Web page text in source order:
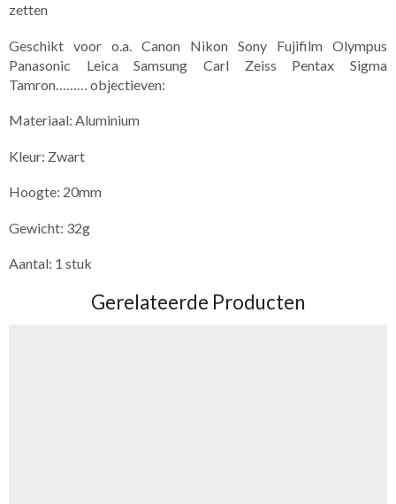
zetten
Geschikt voor o.a. Canon Nikon Sony Fujifilm Olympus
Panasonic Leica Samsung Carl Zeiss Pentax Sigma
Tamron……… objectieven:
Materiaal: Aluminium
Kleur: Zwart
Hoogte: 20mm
Gewicht: 32g
Aantal: 1 stuk
Gerelateerde Producten